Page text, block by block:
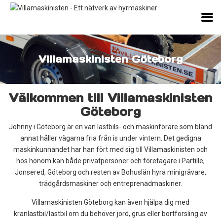
Villamaskinisten Göteborg
Välkommen till Villamaskinisten
Göteborg
Johnny i Göteborg är en van lastbils- och maskinförare som bland
annat håller vägarna fria från is under vintern. Det gedigna
maskinkunnandet har han fört med sig till Villamaskinisten och
hos honom kan både privatpersoner och företagare i Partille,
Jonsered, Göteborg och resten av Bohuslän hyra minigrävare,
trädgårdsmaskiner och entreprenadmaskiner.
Villamaskinisten Göteborg kan även hjälpa dig med
kranlastbil/lastbil om du behöver jord, grus eller bortforsling av